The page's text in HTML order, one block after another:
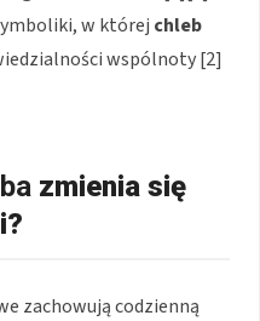
w której chleb
wspólnoty [2]
zmienia się
zachowują codzienną